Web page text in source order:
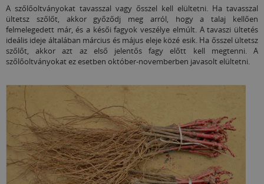
A szőlőoltványokat tavasszal vagy ősszel kell elültetni. Ha tavasszal
ültetsz szőlőt, akkor győződj meg arról, hogy a talaj kellően
felmelegedett már, és a késői fagyok veszélye elmúlt. A tavaszi ültetés
ideális ideje általában március és május eleje közé esik. Ha ősszel ültetsz
szőlőt, akkor azt az első jelentős fagy előtt kell megtenni. A
szőlőoltványokat ez esetben október-novemberben javasolt elültetni.